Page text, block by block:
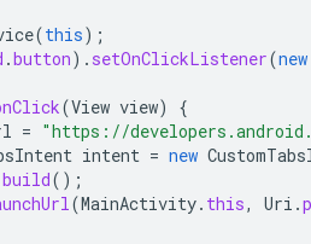
(this);
.button). setOnClickListener(new
(View view)
{
= "https://
intent = new
build();
(MainActivity. this, Uri .